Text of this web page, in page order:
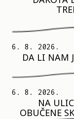
6. 8. 2026.
DA LI NAM
6. 8. 2026.
NA
OBUČENE